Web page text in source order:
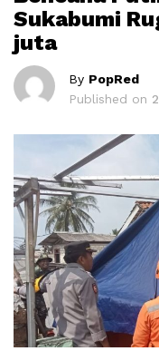
Sukabumi
juta
By PopRed
Published on